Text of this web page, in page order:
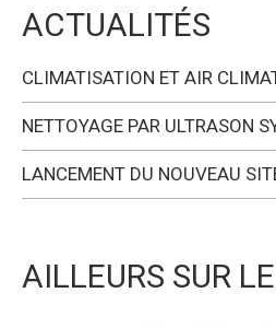
ACTUALITÉS
CLIMATISATION ET AIR
NETTOYAGE PAR ULTRASON
LANCEMENT DU NOUVEAU
AILLEURS SUR